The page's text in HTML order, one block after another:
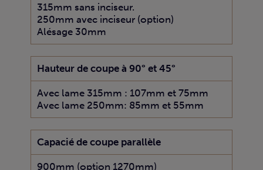
315mm sans inciseur.
250mm avec inciseur (option)
Alésage 30mm
Hauteur de coupe à 90° et 45°
Avec lame 315mm : 107mm et 75mm
Avec lame 250mm: 85mm et 55mm
Capacié de coupe parallèle
900mm (option 1270mm)